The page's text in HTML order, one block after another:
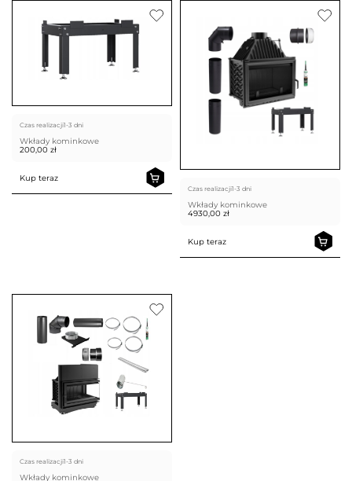
Czas realizacji1-3 dni
Wkłady kominkowe
200,00 zł
Kup teraz
Czas realizacji1-3 dni
Wkłady kominkowe
4930,00 zł
Kup teraz
Czas realizacji1-3 dni
Wkłady kominkowe